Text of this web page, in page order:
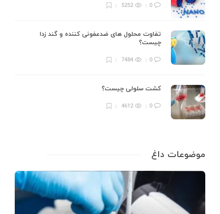
0
5252
تفاوت محلول های ضدعفونی کننده و گند زدا
چیست؟
0
7484
کشت سلولی چیست؟
0
4612
موضوعات داغ